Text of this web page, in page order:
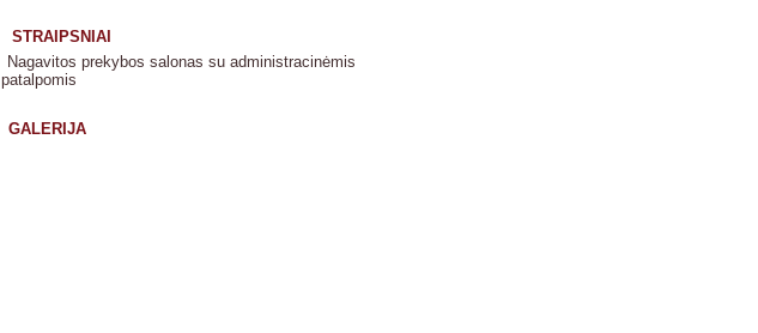
STRAIPSNIAI
Nagavitos prekybos salonas su administracinėmis
patalpomis
GALERIJA